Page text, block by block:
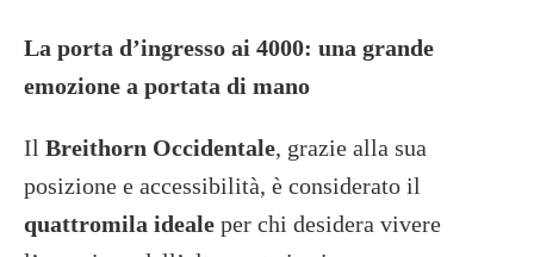
La porta d’ingresso ai 4000: una grande
emozione a portata di mano
Il Breithorn Occidentale, grazie alla sua
posizione e accessibilità, è considerato il
quattromila ideale per chi desidera vivere